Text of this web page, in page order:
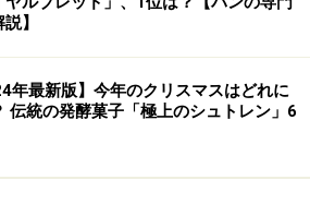
（360円）は石臼挽きの国産小麦
ら70％、北海道産のゆめちから
れも店内で1本堂オリジナルの粉か
】
年最新版】今年のクリスマスはどれに
伝統の発酵菓子「極上のシュトレン」6